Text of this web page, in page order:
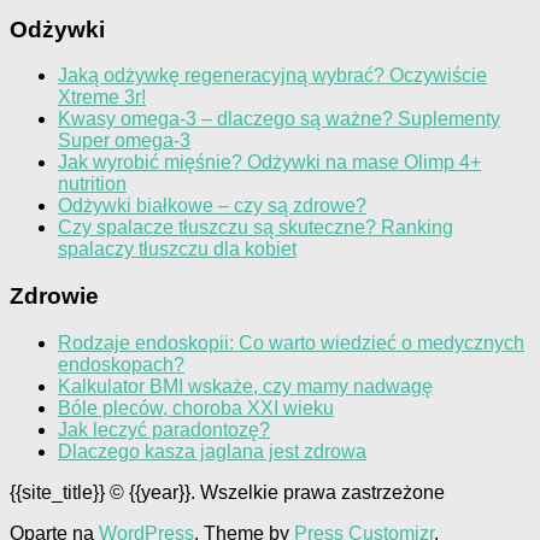
Odżywki
Jaką odżywkę regeneracyjną wybrać? Oczywiście
Xtreme 3r!
Kwasy omega-3 – dlaczego są ważne? Suplementy
Super omega-3
Jak wyrobić mięśnie? Odżywki na mase Olimp 4+
nutrition
Odżywki białkowe – czy są zdrowe?
Czy spalacze tłuszczu są skuteczne? Ranking
spalaczy tłuszczu dla kobiet
Zdrowie
Rodzaje endoskopii: Co warto wiedzieć o medycznych
endoskopach?
Kalkulator BMI wskaże, czy mamy nadwagę
Bóle pleców, choroba XXI wieku
Jak leczyć paradontozę?
Dlaczego kasza jaglana jest zdrowa
{{site_title}} © {{year}}. Wszelkie prawa zastrzeżone
Oparte na WordPress. Theme by Press Customizr.